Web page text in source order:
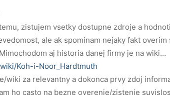
zistujem vsetky dostupne zdroje a
ale ak spominam nejaky fakt
aj historia danej firmy je na wiki…
Koh-i-Noor_Hardtmuth
wiki za relevantny a dokonca prvy zdoj
ho casto na bezne overenie/zistenie